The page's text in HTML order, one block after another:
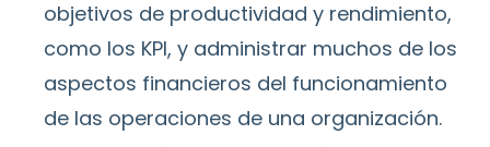
objetivos de productividad y rendimiento,
como los KPI, y administrar muchos de los
aspectos financieros del funcionamiento
de las operaciones de una organización.